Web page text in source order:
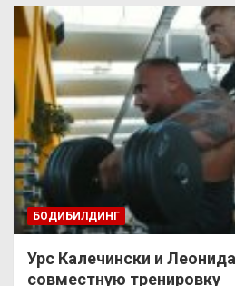
БОДИБИЛДИНГ
Урс Калечински и
совместную тренировку